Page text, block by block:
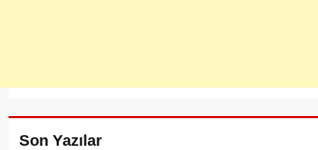
Son Yazılar